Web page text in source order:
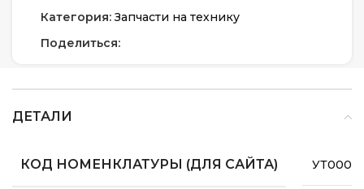
Категория: Запчасти на технику
Поделиться:
ДЕТАЛИ
КОД НОМЕНКЛАТУРЫ (ДЛЯ САЙТА)